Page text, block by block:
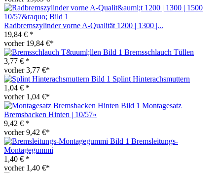
Radbremszylinder vorne A-Qualität 1200 | 1300 |...
19,84 € *
vorher 19,84 €*
Bremsschlauch Tüllen
3,77 € *
vorher 3,77 €*
Splint Hinterachsmuttern
1,04 € *
vorher 1,04 €*
Montagesatz
Bremsbacken Hinten | 10/57»
9,42 € *
vorher 9,42 €*
Bremsleitungs-
Montagegummi
1,40 € *
vorher 1,40 €*